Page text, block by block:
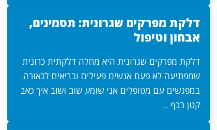
דלקת מפרקים שגרונית: תסמינים,
אבחון וטיפול
דלקת מפרקים שגרונית היא מחלה דלקתית כרונית
שמפתיעה לא פעם אנשים פעילים ובריאים לכאורה.
במפגשים עם מטופלים אני שומע שוב ושוב איך כאב
קטן בכף ...